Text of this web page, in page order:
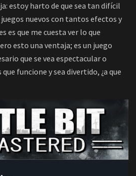
estoy harto de que sea tan difícil
juegos nuevos con tantos efectos y
es que me cuesta ver lo que
esto una ventaja; es un juego
que se vea espectacular o
funcione y sea divertido, ¿a que